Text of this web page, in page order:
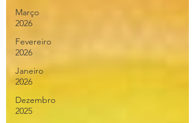
Março
2026
Fevereiro
2026
Janeiro
2026
Dezembro
2025